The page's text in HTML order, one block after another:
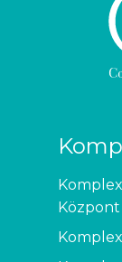
Központ